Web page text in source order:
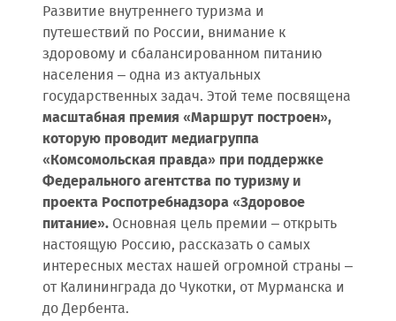
Развитие внутреннего туризма и
путешествий по России, внимание к
здоровому и сбалансированном питанию
населения – одна из актуальных
государственных задач. Этой теме посвящена
масштабная премия «Маршрут построен»,
которую проводит медиагруппа
«Комсомольская правда» при поддержке
Федерального агентства по туризму и
проекта Роспотребнадзора «Здоровое
питание». Основная цель премии – открыть
настоящую Россию, рассказать о самых
интересных местах нашей огромной страны –
от Калининграда до Чукотки, от Мурманска и
до Дербента.